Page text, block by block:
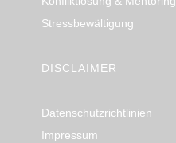
Stressbewältigung
DISCLAIMER
Datenschutzrichtlinien
Impressum